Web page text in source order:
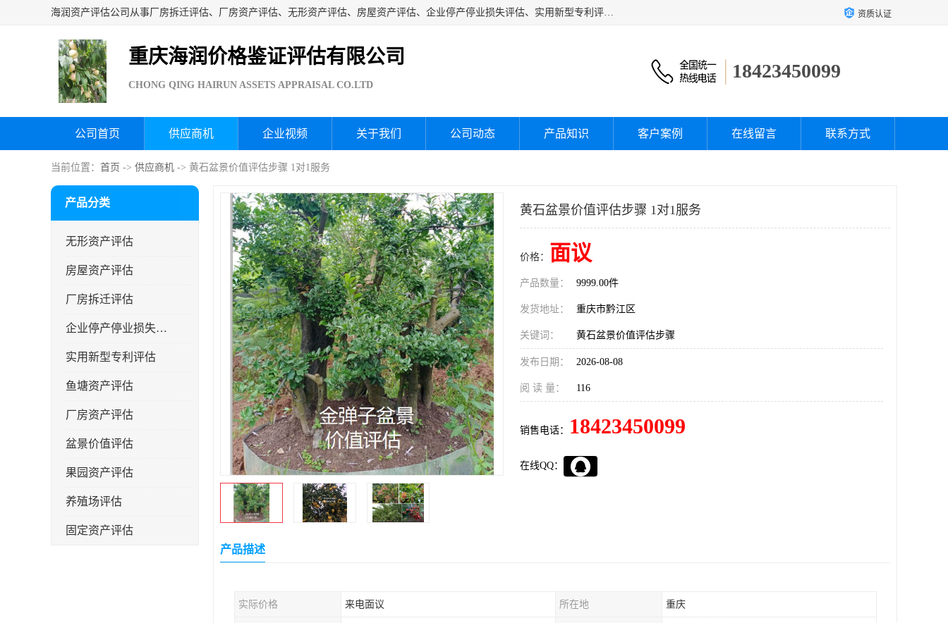
海润资产评估公司从事厂房拆迁评估、厂房资产评估、无形资产评估、房屋资产评估、企业停产停业损失评估、实用新型专利评估、果园资产评估、盆景价值评估、鱼塘资产评估等资产评估；从成立至今我司已经服务了全国几千家公司企业和事业单位，我们有着丰富的房屋、厂房、园林、企业拆迁等评估经验。 资质认证
重庆海润价格鉴证评估有限公司
CHONG QING HAIRUN ASSETS APPRAISAL CO.LTD
18423450099
公司首页 供应商机 企业视频 关于我们 公司动态 产品知识 客户案例 在线留言 联系方式
当前位置： 首页 -> 供应商机 -> 黄石盆景价值评估步骤 1对1服务
产品分类
无形资产评估
房屋资产评估
厂房拆迁评估
企业停产停业损失评估
实用新型专利评估
鱼塘资产评估
厂房资产评估
盆景价值评估
果园资产评估
养殖场评估
固定资产评估
黄石盆景价值评估步骤 1对1服务
价格： 面议
产品数量： 9999.00件
发货地址： 重庆市黔江区
关键词： 黄石盆景价值评估步骤
发布日期： 2026-08-08
阅 读 量： 116
销售电话： 18423450099
在线QQ：
产品描述
实际价格 来电面议 所在地 重庆